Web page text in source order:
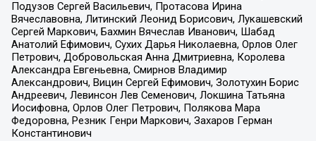
Подузов Сергей Васильевич, Протасова Ирина
Вячеславовна, Литинский Леонид Борисович, Лукашевский
Сергей Маркович, Бахмин Вячеслав Иванович, Шабад
Анатолий Ефимович, Сухих Дарья Николаевна, Орлов Олег
Петрович, Добровольская Анна Дмитриевна, Королева
Александра Евгеньевна, Смирнов Владимир
Александрович, Вицин Сергей Ефимович, Золотухин Борис
Андреевич, Левинсон Лев Семенович, Локшина Татьяна
Иосифовна, Орлов Олег Петрович, Полякова Мара
Федоровна, Резник Генри Маркович, Захаров Герман
Константинович